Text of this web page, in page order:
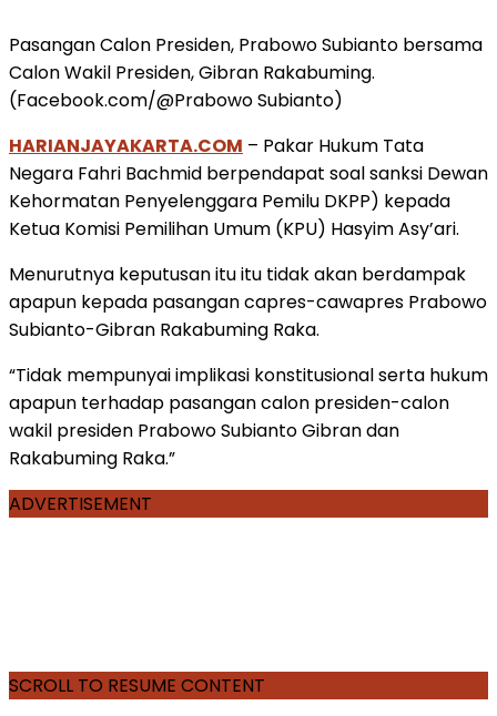
Pasangan Calon Presiden, Prabowo Subianto bersama
Calon Wakil Presiden, Gibran Rakabuming.
(Facebook.com/@Prabowo Subianto)
HARIANJAYAKARTA.COM – Pakar Hukum Tata
Negara Fahri Bachmid berpendapat soal sanksi Dewan
Kehormatan Penyelenggara Pemilu DKPP) kepada
Ketua Komisi Pemilihan Umum (KPU) Hasyim Asy’ari.
Menurutnya keputusan itu itu tidak akan berdampak
apapun kepada pasangan capres-cawapres Prabowo
Subianto-Gibran Rakabuming Raka.
“Tidak mempunyai implikasi konstitusional serta hukum
apapun terhadap pasangan calon presiden-calon
wakil presiden Prabowo Subianto Gibran dan
Rakabuming Raka.”
ADVERTISEMENT
SCROLL TO RESUME CONTENT